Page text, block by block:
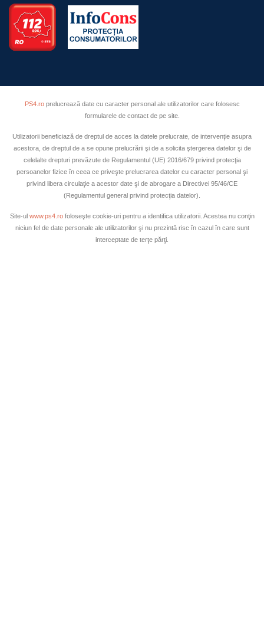
PS4.roprelucrează date cu caracter personal ale utilizatorilor care folosesc
formularele de contact de pe site.
Utilizatorii beneficiază de dreptul de acces la datele prelucrate, de intervenţie asupra
acestora, de dreptul de a se opune prelucrării şi de a solicita ştergerea datelor şi de
celelalte drepturi prevăzute de Regulamentul (UE) 2016/679 privind protecţia
persoanelor fizice în ceea ce priveşte prelucrarea datelor cu caracter personal şi
privind libera circulaţie a acestor date şi de abrogare a Directivei 95/46/CE
(Regulamentul general privind protecţia datelor).
Site-ul www.ps4.rofoloseşte cookie-uri pentru a identifica utilizatorii. Acestea nu conţin
niciun fel de date personale ale utilizatorilor şi nu prezintă risc în cazul în care sunt
interceptate de terţe părţi.